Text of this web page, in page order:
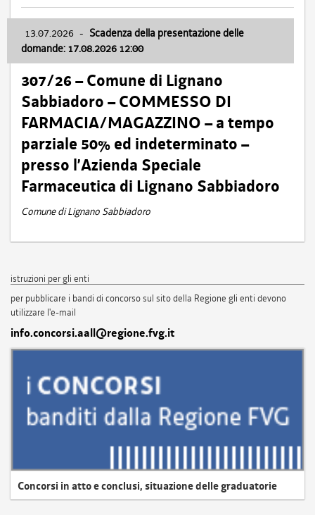
13.07.2026 - Scadenza della presentazione delle
domande: 17.08.2026 12:00
307/26 – Comune di Lignano
Sabbiadoro – COMMESSO DI
FARMACIA/MAGAZZINO – a tempo
parziale 50% ed indeterminato –
presso l’Azienda Speciale
Farmaceutica di Lignano Sabbiadoro
Comune di Lignano Sabbiadoro
istruzioni per gli enti
per pubblicare i bandi di concorso sul sito della Regione gli enti devono
utilizzare l'e-mail
info.concorsi.aall@regione.fvg.it
Concorsi in atto e conclusi, situazione delle graduatorie